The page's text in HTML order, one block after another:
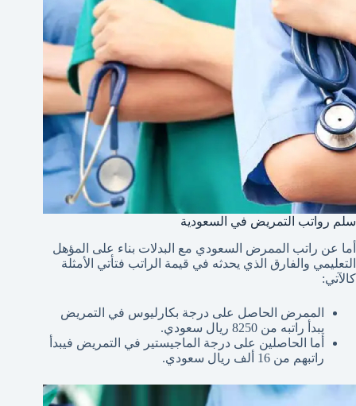
سلم رواتب التمريض في السعودية
أما عن راتب الممرض السعودي مع البدلات بناء على المؤهل
التعليمي والفارق الذي يحدثه في قيمة الراتب فتأتي الأمثلة
كالآتي:
الممرض الحاصل على درجة بكارليوس في التمريض
يبدأ راتبه من 8250 ريال سعودي.
أما الحاصلين على درجة الماجيستير في التمريض فيبدأ
راتبهم من 16 ألف ريال سعودي.